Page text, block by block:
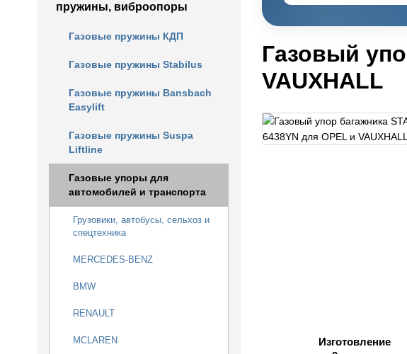
пружины, виброопоры
Газовые пружины КДП
Газовые пружины Stabilus
Газовые пружины Bansbach
Easylift
Газовые пружины Suspa
Liftline
Газовые упоры для
автомобилей и транспорта
Грузовики, автобусы, сельхоз и
спецтехника
MERCEDES-BENZ
BMW
RENAULT
MCLAREN
Газовый
VAUXHALL
Изготовление